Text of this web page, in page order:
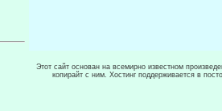
Этот сайт основан на всемирно известном
копирайт с ним. Хостинг поддерживается в